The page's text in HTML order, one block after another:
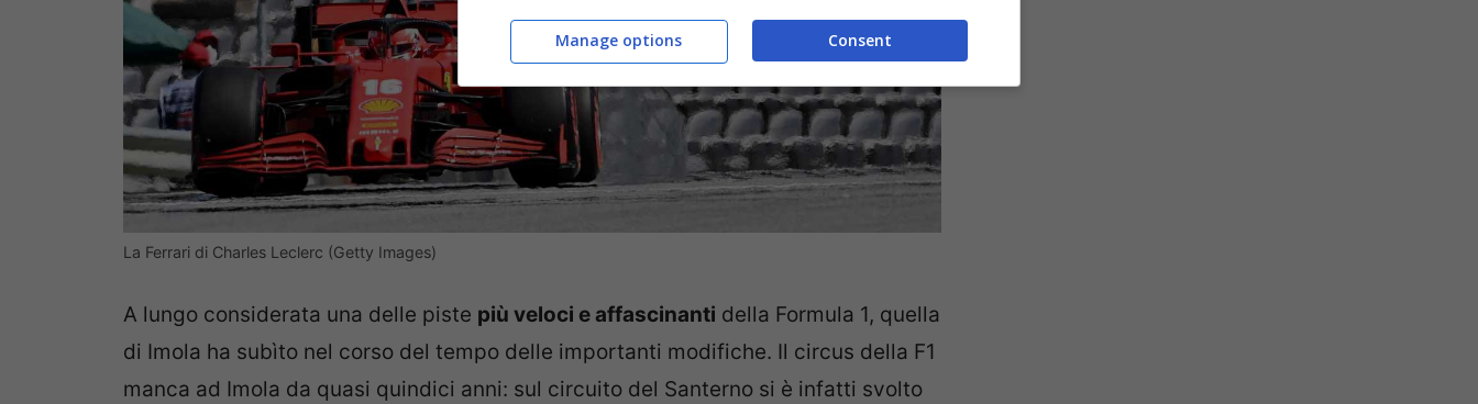
La Ferrari di Charles Leclerc (Getty Images)
A lungo considerata una delle piste più veloci e affascinanti della Formula 1, quella
di Imola ha subìto nel corso del tempo delle importanti modifiche. Il circus della F1
manca ad Imola da quasi quindici anni: sul circuito del Santerno si è infatti svolto
Consent
Manage options